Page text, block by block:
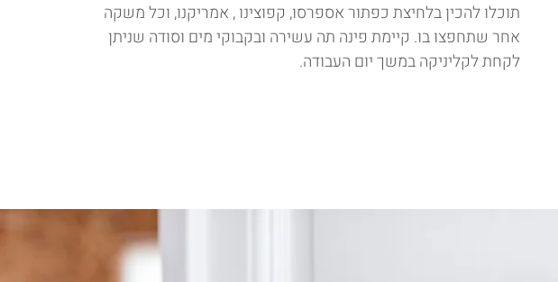
תוכלו להכין בלחיצת כפתור אספרסו, קפוצינו , אמריקנו, וכל משקה
אחר שתחפצו בו. קיימת פינה תה עשירה ובקבוקי מים וסודה שניתן
לקחת לקליניקה במשך יום העבודה.